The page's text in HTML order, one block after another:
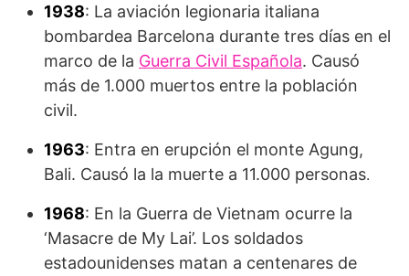
1938: La aviación legionaria italiana
bombardea Barcelona durante tres días en el
marco de la Guerra Civil Española. Causó
más de 1.000 muertos entre la población
civil.
1963: Entra en erupción el monte Agung,
Bali. Causó la la muerte a 11.000 personas.
1968: En la Guerra de Vietnam ocurre la
‘Masacre de My Lai’. Los soldados
estadounidenses matan a centenares de